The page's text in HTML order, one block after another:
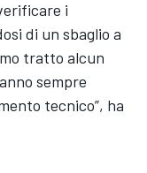
i
di un sbaglio a
tratto alcun
sempre
tecnico”, ha